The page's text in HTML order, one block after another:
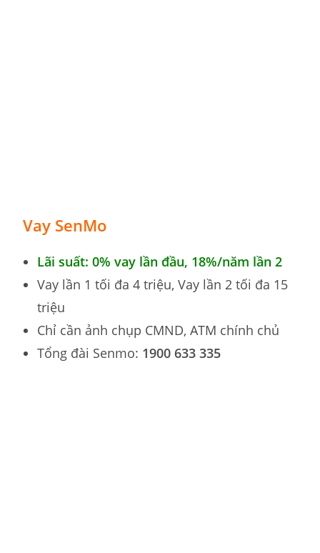
Vay SenMo
Lãi suất: 0% vay lần đầu, 18%/năm lần 2
Vay lần 1 tối đa 4 triệu, Vay lần 2 tối đa 15
triệu
Chỉ cần ảnh chụp CMND, ATM chính chủ
Tổng đài Senmo: 1900 633 335